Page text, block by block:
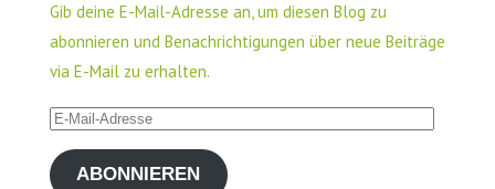
Gib deine E-Mail-Adresse an, um diesen Blog zu
abonnieren und Benachrichtigungen über neue Beiträge
via E-Mail zu erhalten.
E-
Mail-
AdresseABONNIEREN